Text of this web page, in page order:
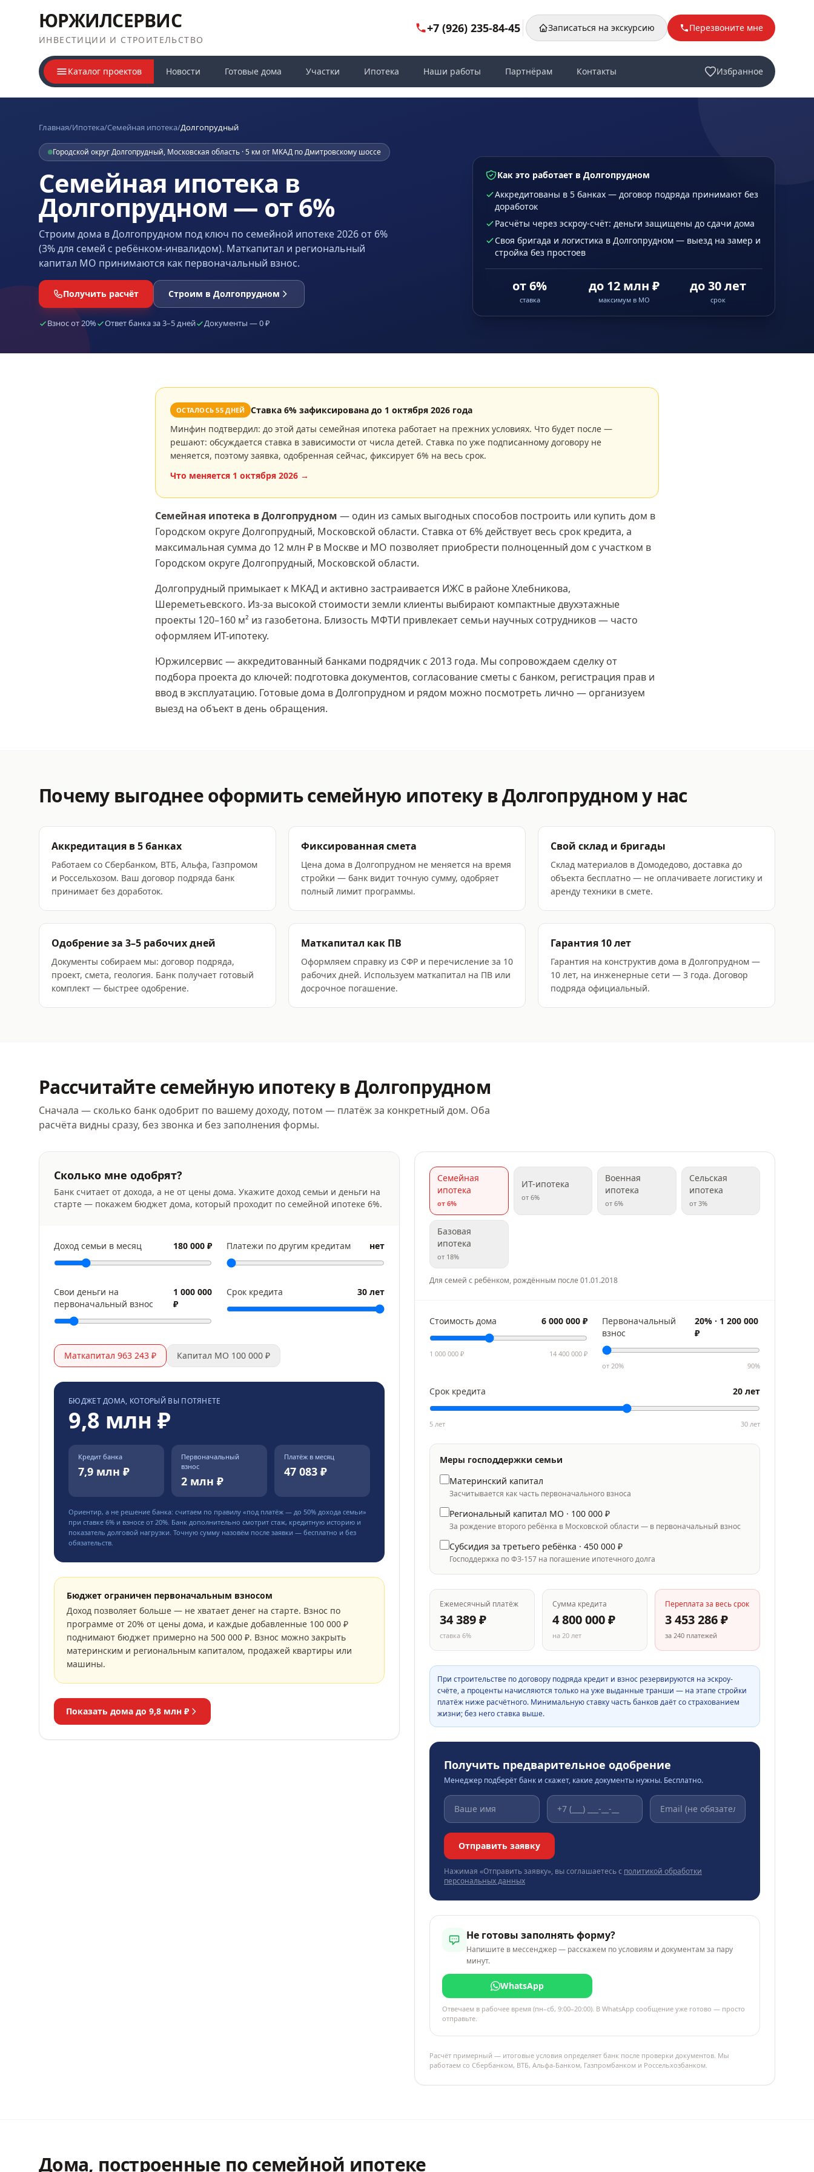
ЮРЖИЛСЕРВИС
ИНВЕСТИЦИИ И СТРОИТЕЛЬСТВО
+7 (926) 235-84-45 Записаться на экскурсию Перезвоните мне
Каталог проектов Новости Готовые дома Участки Ипотека Наши работы Партнёрам Контакты Избранное
Главная/Ипотека/Семейная ипотека/Долгопрудный
Городской округ Долгопрудный, Московская область · 5 км от МКАД по Дмитровскому шоссе
Семейная ипотека в
Долгопрудном — от 6%
Строим дома в Долгопрудном под ключ по семейной ипотеке 2026 от 6%
(3% для семей с ребёнком-инвалидом). Маткапитал и региональный
капитал МО принимаются как первоначальный взнос.
Получить расчёт Строим в Долгопрудном
Взнос от 20% Ответ банка за 3–5 дней Документы — 0 ₽
Как это работает в Долгопрудном
Аккредитованы в 5 банках — договор подряда принимают без
доработок
Расчёты через эскроу-счёт: деньги защищены до сдачи дома
Своя бригада и логистика в Долгопрудном — выезд на замер и
стройка без простоев
от 6%
ставка
до 12 млн ₽
максимум в МО
до 30 лет
срок
ОСТАЛОСЬ55 ДНЕЙ Ставка6% зафиксирована до 1 октября 2026 года
Минфин подтвердил: до этой даты семейная ипотека работает на прежних условиях. Что будет после —
решают: обсуждается ставка в зависимости от числа детей. Ставка по уже подписанному договору не
меняется, поэтому заявка, одобренная сейчас, фиксирует 6% на весь срок.
Что меняется 1 октября 2026 →
Семейная ипотека в Долгопрудном — один из самых выгодных способов построить или купить дом в
Городском округе Долгопрудный, Московской области. Ставка от 6%действует весь срок кредита, а
максимальная сумма до 12 млн ₽ в Москве и МО позволяет приобрести полноценный дом с участком в
Городском округе Долгопрудный, Московской области.
Долгопрудный примыкает к МКАД и активно застраивается ИЖС в районе Хлебникова,
Шереметьевского. Из-за высокой стоимости земли клиенты выбирают компактные двухэтажные
проекты 120–160 м² из газобетона. Близость МФТИ привлекает семьи научных сотрудников — часто
оформляем ИТ-ипотеку.
Юржилсервис — аккредитованный банками подрядчик с 2013 года. Мы сопровождаем сделку от
подбора проекта до ключей: подготовка документов, согласование сметы с банком, регистрация прав и
ввод в эксплуатацию. Готовые дома в Долгопрудном и рядом можно посмотреть лично — организуем
выезд на объект в день обращения.
Почему выгоднее оформитьсемейную ипотеку в Долгопрудному нас
Аккредитация в 5 банках
Работаем со Сбербанком, ВТБ, Альфа, Газпромом
и Россельхозом. Ваш договор подряда банк
принимает без доработок.
Фиксированная смета
Цена дома в Долгопрудном не меняется на время
стройки — банк видит точную сумму, одобряет
полный лимит программы.
Свой склад и бригады
Склад материалов в Домодедово, доставка до
объекта бесплатно — не оплачиваете логистику и
аренду техники в смете.
Одобрение за 3–5 рабочих дней
Документы собираем мы: договор подряда,
проект, смета, геология. Банк получает готовый
комплект — быстрее одобрение.
Маткапитал как ПВ
Оформляем справку из СФР и перечисление за 10
рабочих дней. Используем маткапитал на ПВ или
досрочное погашение.
Гарантия 10 лет
Гарантия на конструктив дома в Долгопрудном —
10 лет, на инженерные сети — 3 года. Договор
подряда официальный.
Рассчитайтесемейную ипотеку в Долгопрудном
Сначала — сколько банк одобрит по вашему доходу, потом — платёж за конкретный дом. Оба
расчёта видны сразу, без звонка и без заполнения формы.
Сколько мне одобрят?
Банк считает от дохода, а не от цены дома. Укажите доход семьи и деньги на
старте — покажем бюджет дома, который проходит по семейной ипотеке 6%.
Доход семьи в месяц 180 000 ₽ Платежи по другим кредитам нет
Свои деньги на
первоначальный взнос
1 000 000
₽
Срок кредита 30 лет
Маткапитал 963 243 ₽ Капитал МО 100 000 ₽
БЮДЖЕТ ДОМА, КОТОРЫЙ ВЫ ПОТЯНЕТЕ
9,8 млн ₽
Кредит банка
7,9 млн ₽
Первоначальный
взнос
2 млн ₽
Платёж в месяц
47 083 ₽
Ориентир, а не решение банка: считаем по правилу «под платёж — до 50% дохода семьи»
при ставке 6% и взносе от 20%. Банк дополнительно смотрит стаж, кредитную историю и
показатель долговой нагрузки. Точную сумму назовём после заявки — бесплатно и без
обязательств.
Бюджет ограничен первоначальным взносом
Доход позволяет больше — не хватает денег на старте. Взнос по
программе от 20% от цены дома, и каждые добавленные 100 000 ₽
поднимают бюджет примерно на 500 000 ₽. Взнос можно закрыть
материнским и региональным капиталом, продажей квартиры или
машины.
Показать дома до 9,8 млн ₽
Семейная
ипотека
от 6%
ИТ-ипотека
от 6%
Военная
ипотека
от 6%
Сельская
ипотека
от 3%
Базовая
ипотека
от 18%
Для семей с ребёнком, рождённым после 01.01.2018
Стоимость дома 6 000 000 ₽
1 000 000 ₽ 14 400 000 ₽
Первоначальный
взнос
20% · 1 200 000
₽
от 20% 90%
Срок кредита 20 лет
5 лет 30 лет
Меры господдержки семьи
Материнский капитал
Засчитывается как часть первоначального взноса
Региональный капитал МО · 100 000 ₽
За рождение второго ребёнка в Московской области — в первоначальный взнос
Субсидия за третьего ребёнка · 450 000 ₽
Господдержка по ФЗ-157 на погашение ипотечного долга
Ежемесячный платёж
34 389₽
ставка 6%
Сумма кредита
4 800 000₽
на 20 лет
Переплата за весь срок
3 453 286₽
за 240 платежей
При строительстве по договору подряда кредит и взнос резервируются на эскроу-
счёте, а проценты начисляются только на уже выданные транши — на этапе стройки
платёж ниже расчётного. Минимальную ставку часть банков даёт со страхованием
жизни; без него ставка выше.
Получить предварительное одобрение
Менеджер подберёт банк и скажет, какие документы нужны. Бесплатно.
Отправить заявку
Нажимая «Отправить заявку», вы соглашаетесь с политикой обработки
персональных данных
Не готовы заполнять форму?
Напишите в мессенджер — расскажем по условиям и документам за пару
минут.
WhatsApp
Отвечаем в рабочее время (пн–сб, 9:00–20:00). В WhatsApp сообщение уже готово — просто
отправьте.
Расчёт примерный — итоговые условия определяет банк после проверки документов. Мы
работаем со Сбербанком, ВТБ, Альфа-Банком, Газпромбанком и Россельхозбанком.
Дома, построенные по семейной ипотеке